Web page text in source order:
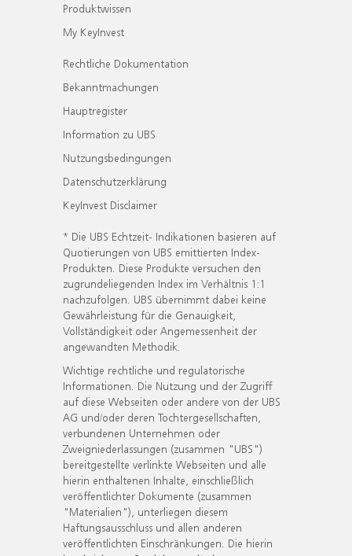
Produktwissen
My KeyInvest
Rechtliche Dokumentation
Bekanntmachungen
Hauptregister
Information zu UBS
Nutzungsbedingungen
Datenschutzerklärung
KeyInvest Disclaimer
* Die UBS Echtzeit- Indikationen basieren auf
Quotierungen von UBS emittierten Index-
Produkten. Diese Produkte versuchen den
zugrundeliegenden Index im Verhältnis 1:1
nachzufolgen. UBS übernimmt dabei keine
Gewährleistung für die Genauigkeit,
Vollständigkeit oder Angemessenheit der
angewandten Methodik.
Wichtige rechtliche und regulatorische
Informationen. Die Nutzung und der Zugriff
auf diese Webseiten oder andere von der UBS
AG und/oder deren Tochtergesellschaften,
verbundenen Unternehmen oder
Zweigniederlassungen (zusammen "UBS")
bereitgestellte verlinkte Webseiten und alle
hierin enthaltenen Inhalte, einschließlich
veröffentlichter Dokumente (zusammen
"Materialien"), unterliegen diesem
Haftungsausschluss und allen anderen
veröffentlichten Einschränkungen. Die hierin